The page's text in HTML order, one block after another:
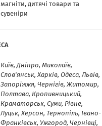
магніти, дитячі товари та
сувеніри
Київ, Дніпро, Миколаїв,
Слов'янськ, Харків, Одеса, Львів,
Запоріжжя, Чернігів, Житомир,
Полтава, Кропивницький,
Краматорськ, Суми, Рівне,
Луцьк, Херсон, Тернопіль, Івано-
Франківськ, Ужгород, Чернівці,